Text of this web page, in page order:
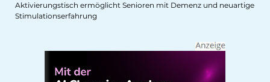
Aktivierungstisch ermöglicht Senioren mit Demenz und neuartige
Stimulationserfahrung